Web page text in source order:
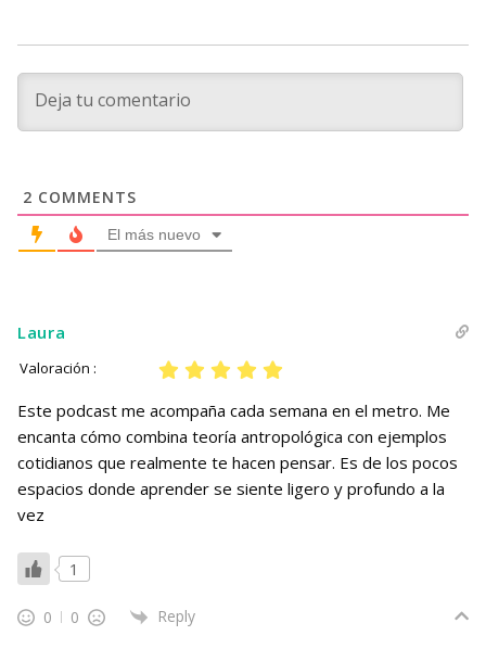
2 COMMENTS
El más nuevo
Laura
Valoración :
Este podcast me acompaña cada semana en el metro. Me
encanta cómo combina teoría antropológica con ejemplos
cotidianos que realmente te hacen pensar. Es de los pocos
espacios donde aprender se siente ligero y profundo a la
vez
1
0 0 Reply